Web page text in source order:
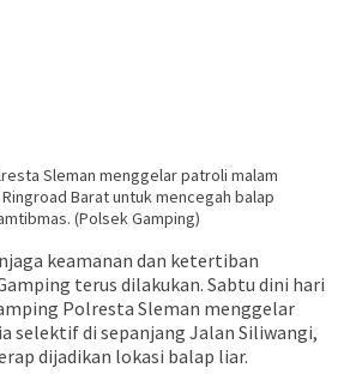
Sleman menggelar patroli malam
Barat untuk mencegah balap
(Polsek Gamping)
keamanan dan ketertiban
terus dilakukan. Sabtu dini hari
Polresta Sleman menggelar
selektif di sepanjang Jalan Siliwangi,
dijadikan lokasi balap liar.